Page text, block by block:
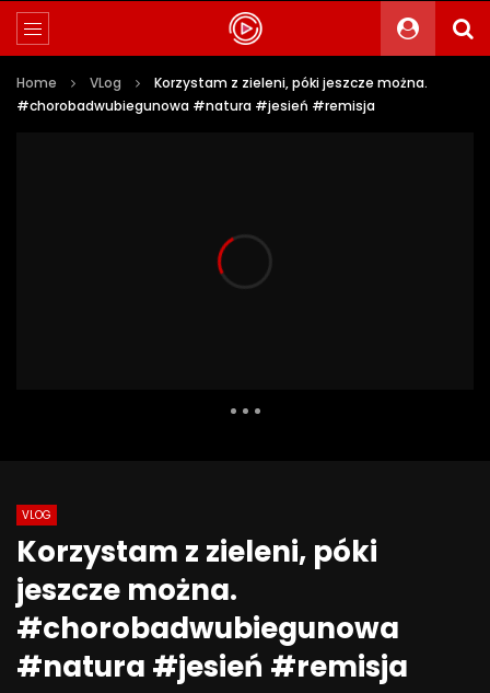
Home VLog
Korzystam z zieleni, póki jeszcze można.
#chorobadwubiegunowa #natura #jesień #remisja
Alkohol, leki antydepresyjne (SSRI)
i benzodiazepiny – FATALNE
połączenie? | Misja Psychiatria
#143
23 GRUDNIA 2025
660 44 0
Wesołych świąt!
0
643
VLOG
Korzystam z zieleni, póki
jeszcze można.
#chorobadwubiegunowa
#natura #jesień #remisja